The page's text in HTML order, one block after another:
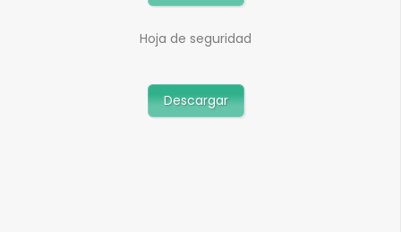
Hoja de seguridad
Descargar